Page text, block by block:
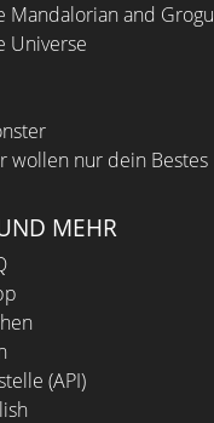
Mandalorian and Grogu
Universe
wollen nur dein Bestes
MEHR
(API)